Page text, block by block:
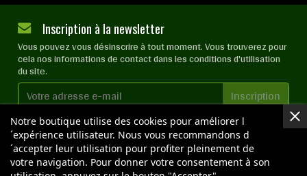
Notre boutique utilise des cookies pour améliorer l
´expérience utilisateur. Nous vous recommandons d
´accepter leur utilisation pour profiter pleinement de
votre navigation. Pour donner votre consentement à son
Inscription à la newsletter
Vous pouvez vous désinscrire à tout moment. Vous trouverez pour
cela nos informations de contact dans les conditions d'utilisation
du site.
J'accepte lesconditions généraleset lapolitique de
confidentialité